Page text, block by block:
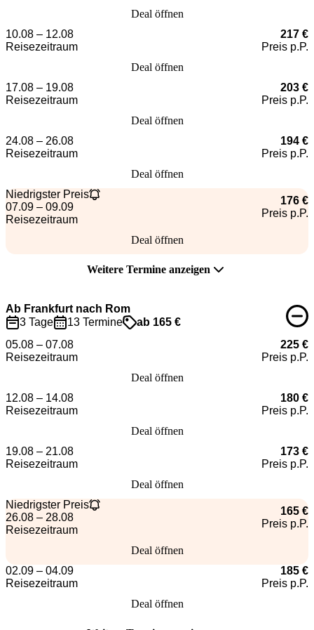
Deal öffnen
10.08 – 12.08
Reisezeitraum
217 €
Preis p.P.
Deal öffnen
17.08 – 19.08
Reisezeitraum
203 €
Preis p.P.
Deal öffnen
24.08 – 26.08
Reisezeitraum
194 €
Preis p.P.
Deal öffnen
Niedrigster Preis
07.09 – 09.09
Reisezeitraum
176 €
Preis p.P.
Deal öffnen
Weitere Termine anzeigen
Ab Frankfurt nach Rom
3 Tage
13 Termine
ab 165 €
05.08 – 07.08
Reisezeitraum
225 €
Preis p.P.
Deal öffnen
12.08 – 14.08
Reisezeitraum
180 €
Preis p.P.
Deal öffnen
19.08 – 21.08
Reisezeitraum
173 €
Preis p.P.
Deal öffnen
Niedrigster Preis
26.08 – 28.08
Reisezeitraum
165 €
Preis p.P.
Deal öffnen
02.09 – 04.09
Reisezeitraum
185 €
Preis p.P.
Deal öffnen